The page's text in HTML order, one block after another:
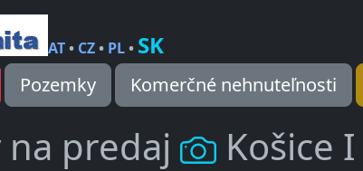
AT• CZ• PL• SK
Pozemky Komerčné nehnuteľnosti
na predaj Košice I